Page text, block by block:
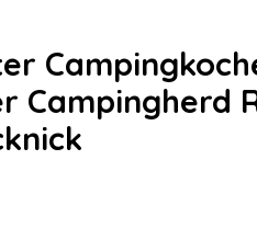
Campingherd